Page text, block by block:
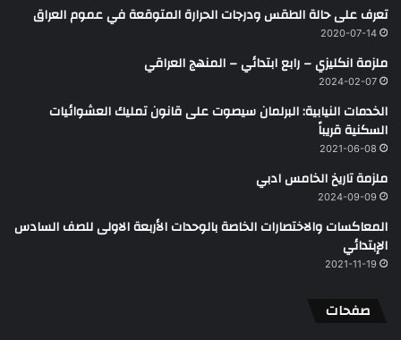
تعرف على حالة الطقس ودرجات الحرارة المتوقعة في عموم العراق
2020-07-14
ملزمة انكليزي – رابع ابتدائي – المنهج العراقي
2024-02-07
الخدمات النيابية: البرلمان سيصوت على قانون تمليك العشوائيات
السكنية قريباً
2021-06-08
ملزمة تاريخ الخامس ادبي
2024-09-09
المعاكسات والاختصارات الخاصة بالوحدات الأربعة الاولى للصف السادس
الإبتدائي
2021-11-19
صفحات